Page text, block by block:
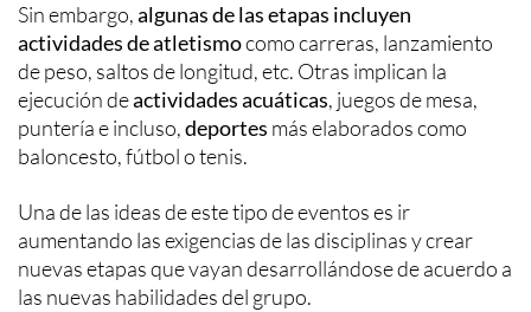
Sin embargo,algunas de las etapas incluyen
actividades de atletismocomo carreras, lanzamiento
de peso, saltos de longitud, etc. Otras implican la
ejecución deactividades acuáticas, juegos de mesa,
puntería e incluso,deportes más elaborados como
baloncesto, fútbol o tenis.
Una de las ideas de este tipo de eventos es ir
aumentando las exigencias de las disciplinas y crear
nuevas etapas que vayan desarrollándose de acuerdo a
las nuevas habilidades del grupo.